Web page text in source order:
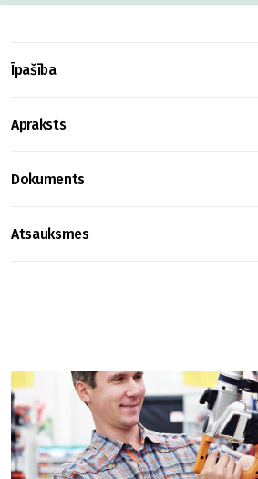
Īpašība
Apraksts
Dokuments
Atsauksmes